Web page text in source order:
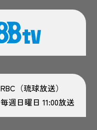
RBC（琉球放送）
毎週日曜日 11:00放送